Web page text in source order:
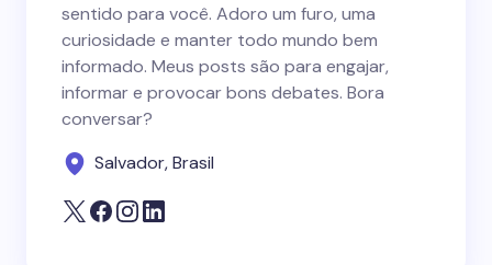
sentido para você. Adoro um furo, uma
curiosidade e manter todo mundo bem
informado. Meus posts são para engajar,
informar e provocar bons debates. Bora
conversar?
Salvador, Brasil